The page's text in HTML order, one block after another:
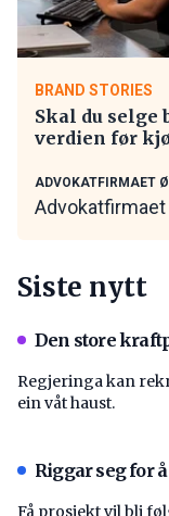
BRAND STORIES
Skal du selge
verdien før
ADVOKATFIRMAET
Siste nytt
Den store
Regjeringa kan
ein våt haust.
Riggar seg for
Få prosjekt vil bli